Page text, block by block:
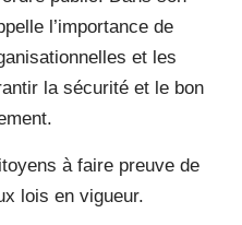
l’importance de
et les
la sécurité et le bon
à faire preuve de
lois en vigueur.